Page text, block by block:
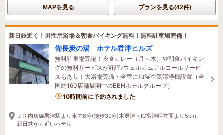
MAPを見る プランを見る(42件)
新日鉄近く！男性用浴場＆朝食バイキング無料！無料駐車場完備！
備長炭の湯 ホテル君津ヒルズ
無料駐車場完備！夕食カレー（月～木）や朝食バイキン
グの無料サービスが好評♪ウェルカムアルコールサービ
スもあり！大浴場完備・全室に加湿空気清浄機設置（全
国約160店舗展開中のBBHホテルグループ）
1名がこの宿を見ています
10時間前に予約されました
ＪＲ内房線君津駅より車で8分(徒歩30分)木更津南IC富津岬方面より5km。
新日鉄から近いホテル